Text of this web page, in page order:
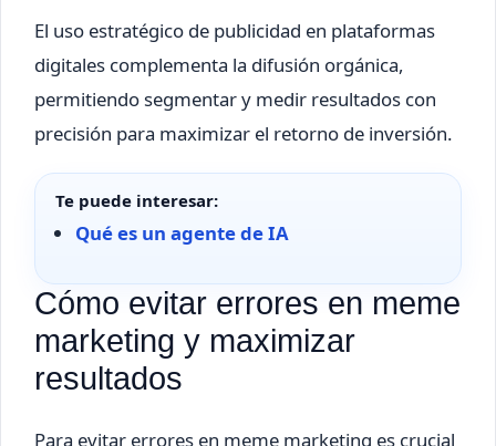
El uso estratégico de publicidad en plataformas
digitales complementa la difusión orgánica,
permitiendo segmentar y medir resultados con
precisión para maximizar el retorno de inversión.
Te puede interesar:
Qué es un agente de IA
Cómo evitar errores en meme
marketing y maximizar
resultados
Para evitar errores en meme marketing es crucial